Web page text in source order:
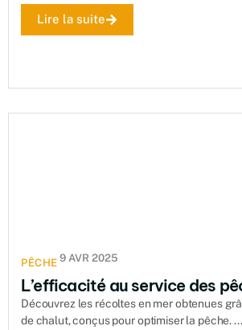
Lire la suite
PÊCHE 9 AVR 2025
L’efficacité au service des
Découvrez les récoltes en mer obtenues
de chalut, conçus pour optimiser la pêche. ...